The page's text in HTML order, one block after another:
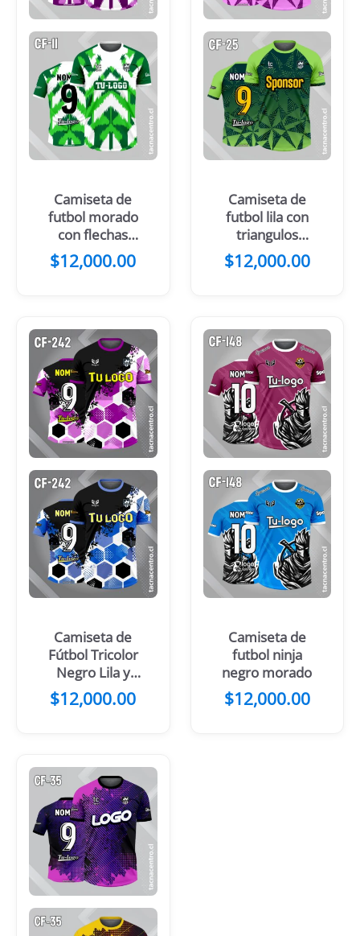
Camiseta de
futbol morado
con flechas
arriba blanco
$12,000.00
Camiseta de
futbol lila con
triangulos
morados
$12,000.00
Camiseta de
Fútbol Tricolor
Negro Lila y
Blanco Diseño
Geométrico
$12,000.00
Camiseta de
futbol ninja
negro morado
$12,000.00